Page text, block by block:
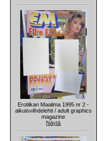
Erotiikan Maailma 1995 nr 2 -
aikuisviihdelehti / adult graphics
magazine
Näytä